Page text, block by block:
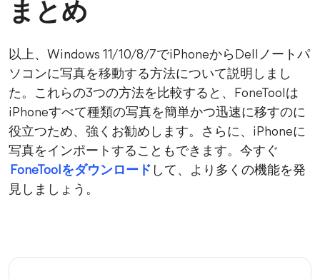
まとめ
以上、Windows 11/10/8/7でiPhoneからDellノートパ
ソコンに写真を移動する方法について説明しまし
た。これらの3つの方法を比較すると、FoneToolは
iPhoneすべて種類の写真を簡単かつ迅速に移すのに
役立つため、強くお勧めします。さらに、iPhoneに
写真をインポートすることもできます。今すぐ
FoneToolをダウンロード して、より多くの機能を発
見しましょう。